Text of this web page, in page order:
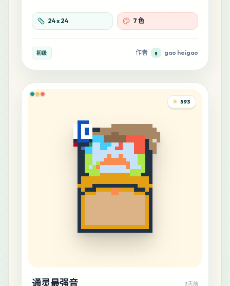
24x 24 7 色
初级 作者 g gao heigao
593
通灵最强音 3天前